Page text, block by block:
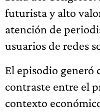
futurista y alto
atención de
usuarios de redes
El episodio generó
contraste entre el
contexto